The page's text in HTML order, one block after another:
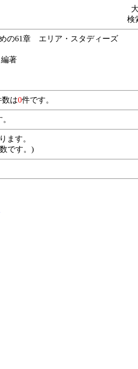
検
めの61章 エリア・スタディーズ
著
数は0件です。
ます。
です。)